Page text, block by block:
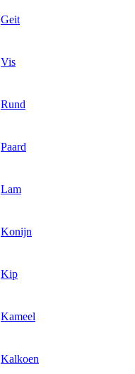
Geit
Vis
Rund
Paard
Lam
Konijn
Kip
Kameel
Kalkoen